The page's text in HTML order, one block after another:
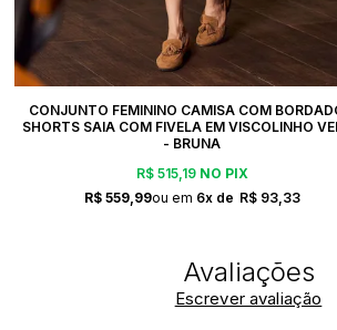
CONJUNTO FEMININO CAMISA COM
SHORTS SAIA COM FIVELA EM VISCOLINHO
- BRUNA
R$ 515,19NO PIX
R$ 559,99
6x R$ 93,33
Escrever avaliação